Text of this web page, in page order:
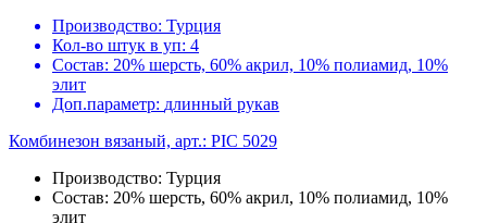
Производство: Турция
Кол-во штук в уп: 4
Состав: 20% шерсть, 60% акрил, 10% полиамид, 10%
элит
Доп.параметр: длинный рукав
Комбинезон вязаный, арт.: PIC 5029
Производство: Турция
Состав: 20% шерсть, 60% акрил, 10% полиамид, 10%
элит